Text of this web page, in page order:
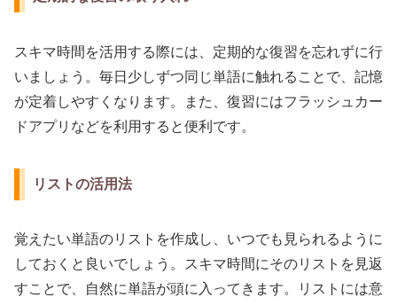
スキマ時間を活用する際には、定期的な復習を忘れずに行
いましょう。毎日少しずつ同じ単語に触れることで、記憶
が定着しやすくなります。また、復習にはフラッシュカー
ドアプリなどを利用すると便利です。
リストの活用法
覚えたい単語のリストを作成し、いつでも見られるように
しておくと良いでしょう。スキマ時間にそのリストを見返
すことで、自然に単語が頭に入ってきます。リストには意